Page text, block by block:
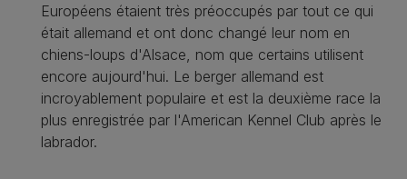
Européens étaient très préoccupés par tout ce qui
était allemand et ont donc changé leur nom en
chiens-loups d'Alsace, nom que certains utilisent
encore aujourd'hui. Le berger allemand est
incroyablement populaire et est la deuxième race la
plus enregistrée par l'American Kennel Club après le
labrador.